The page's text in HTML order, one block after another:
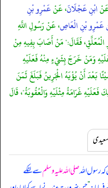
ابْنِ عَجْلَانَ، عَنْعَمْرِو بْنِ
عَمْرِو بْنِ الْعَاصِ، عَنْ رَسُولِ اللَّهِ
فَقَالَ:" مَنْ أَصَابَ بِفِيهِ مِنْ
وَمَنْ خَرَجَ بِشَيْءٍ مِنْهُ فَعَلَيْهِ
بَعْدَ أَنْ يُؤْيَهُ الْجَرِينُ فَبَلَغَ ثَمَنَ
غَرَامَةُ مِثْلَيْهِ وَالْعُقُوبَةُ"، قَالَ
رسول اللہصلی اللہ علیہ وسلمسے لٹکے